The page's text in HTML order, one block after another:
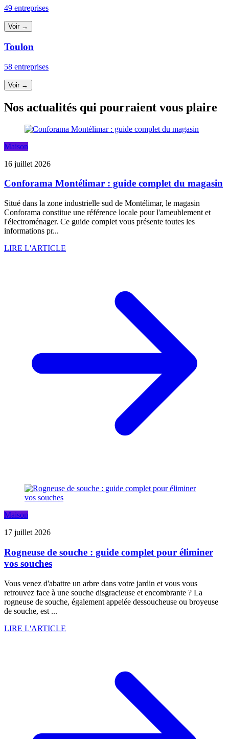
49 entreprises
Voir →
Toulon
58 entreprises
Voir →
Nos actualités qui pourraient vous plaire
Maison
16 juillet 2026
Conforama Montélimar : guide complet du magasin
Situé dans la zone industrielle sud de Montélimar, le magasin
Conforama constitue une référence locale pour l'ameublement et
l'électroménager. Ce guide complet vous présente toutes les
informations pr...
LIRE L'ARTICLE
Maison
17 juillet 2026
Rogneuse de souche : guide complet pour éliminer
vos souches
Vous venez d'abattre un arbre dans votre jardin et vous vous
retrouvez face à une souche disgracieuse et encombrante ? La
rogneuse de souche, également appelée dessoucheuse ou broyeuse
de souche, est ...
LIRE L'ARTICLE